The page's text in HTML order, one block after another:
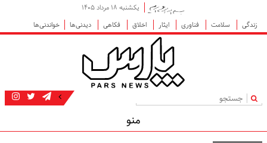
یکشنبه ۱۸ مرداد ۱۴۰۵
زندگی
سلامت فناوری ایثار اخلاق فکاهی دیدنی‌ها خواندنی‌ها
|
منو